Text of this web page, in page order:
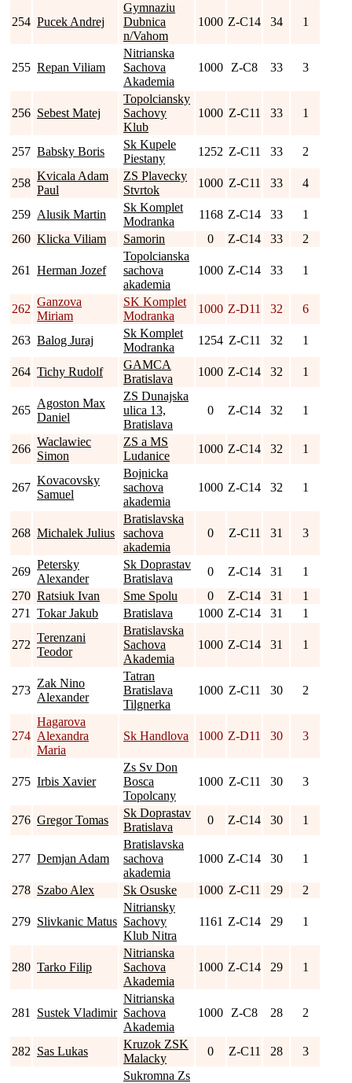
254 Pucek Andrej
Gymnaziu
Dubnica
n/Vahom
1000 Z-C14 34 1
255 Repan Viliam
Nitrianska
Sachova
Akademia
1000 Z-C8 33 3
256 Sebest Matej
Topolciansky
Sachovy
Klub
1000 Z-C11 33 1
257 Babsky Boris
Sk Kupele
Piestany
1252 Z-C11 33 2
258
Kvicala Adam
Paul
ZS Plavecky
Stvrtok
1000 Z-C11 33 4
259 Alusik Martin
Sk Komplet
Modranka
1168 Z-C14 33
1
260 Klicka Viliam Samorin 0 Z-C14 33 2
261 Herman Jozef
Topolcianska
sachova
akademia
1000 Z-C14 33 1
262
Ganzova
Miriam
SK Komplet
Modranka
1000 Z-D11 32 6
263 Balog Juraj
Sk Komplet
Modranka
1254 Z-C11 32 1
264 Tichy Rudolf
GAMCA
Bratislava
1000 Z-C14 32 1
265
Agoston Max
Daniel
ZS Dunajska
ulica 13,
Bratislava
0 Z-C14 32 1
266
Waclawiec
Simon
ZS a MS
Ludanice
1000 Z-C14 32 1
267
Kovacovsky
Samuel
Bojnicka
sachova
akademia
1000 Z-C14 32 1
268 Michalek Julius
Bratislavska
sachova
akademia
0 Z-C11 31 3
269
Petersky
Alexander
Sk Doprastav
Bratislava
0 Z-C14 31
1
270 Ratsiuk Ivan Sme Spolu 0 Z-C14 31
1
271
Tokar Jakub Bratislava 1000 Z-C14 31 1
272
Terenzani
Teodor
Bratislavska
Sachova
Akademia
1000 Z-C14 31 1
273
Zak Nino
Alexander
Tatran
Bratislava
Tilgnerka
1000 Z-C11 30 2
274
Hagarova
Alexandra
Maria
Sk Handlova 1000 Z-D11 30 3
275 Irbis Xavier
Zs Sv Don
Bosca
Topolcany
1000 Z-C11 30 3
276 Gregor Tomas
Sk Doprastav
Bratislava
0 Z-C14 30 1
277 Demjan Adam
Bratislavska
sachova
akademia
1000 Z-C14 30 1
278 Szabo Alex Sk Osuske 1000 Z-C11 29 2
279 Slivkanic Matus
Nitriansky
Sachovy
Klub Nitra
1161 Z-C14 29 1
280 Tarko Filip
Nitrianska
Sachova
Akademia
1000 Z-C14 29 1
281 Sustek Vladimir
Nitrianska
Sachova
Akademia
1000 Z-C8 28 2
282 Sas Lukas
Kruzok ZSK
Malacky
0 Z-C11 28
3
Sukromna Zs